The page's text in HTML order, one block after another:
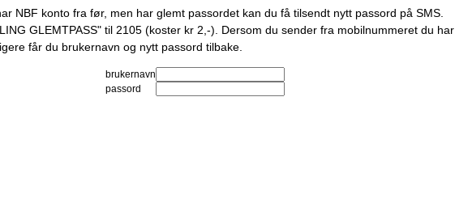
NBF konto fra før, men har glemt passordet kan du få tilsendt nytt passord på SMS.
GLEMTPASS" til 2105 (koster kr 2,-). Dersom du sender fra mobilnummeret du har
får du brukernavn og nytt passord tilbake.
brukernavn
passord